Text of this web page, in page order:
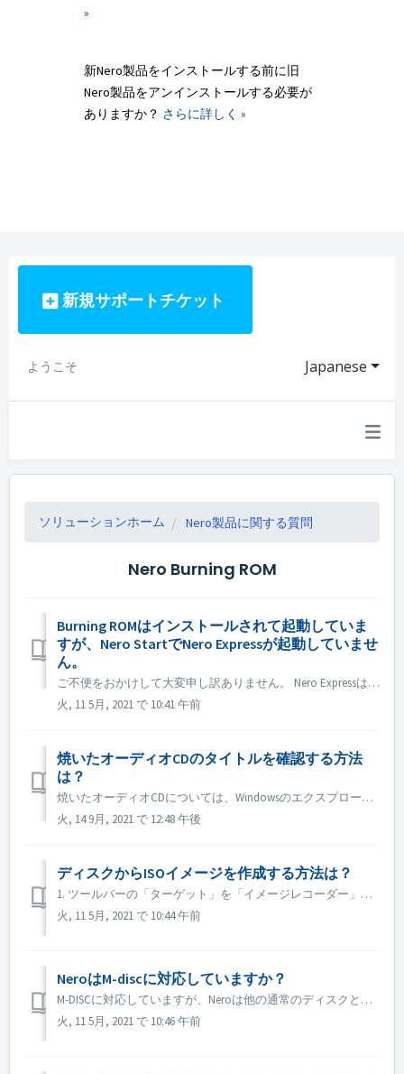
»
新Nero製品をインストールする前に旧
Nero製品をアンインストールする必要が
ありますか？ さらに詳しく »
新規サポートチケット
Japanese
ようこそ
ソリューションホーム Nero製品に関する質問
Nero Burning ROM
Burning ROMはインストールされて起動していま
すが、Nero StartでNero Expressが起動していませ
ん。
ご不便をおかけして大変申し訳ありません。 Nero Expressは、Nero BurningRomスタンドアロン製品には含まれていません。Nero Express はオフラインストアで販売されています。 Nero Express は、Nero Platinum Suite に含まれています。ご希望の場合は...
火, 11 5月, 2021 で 10:41 午前
焼いたオーディオCDのタイトルを確認する方法
は？
焼いたオーディオCDについては、Windowsのエクスプローラーでブラウズすると、トラック01、トラック02と表示されます。これは予想通りです。 Nero MediaHomeなどの音楽プレーヤーで再生すれば、メタデータを見ることができます。
火, 14 9月, 2021 で 12:48 午後
ディスクからISOイメージを作成する方法は？
1. ツールバーの「ターゲット」を「イメージレコーダー」に設定します。 2. コピー元のディスクをドライブに挿入します。ツールバーの「コピー」をクリックします。 3. 設定が完了したら、［コピー］をクリックします。 4. Save as type "としてISOを選...
火, 11 5月, 2021 で 10:44 午前
NeroはM-discに対応していますか？
M-DISCに対応していますが、Neroは他の通常のディスクと同様に書き込みます。このための特別な処置はありません。
火, 11 5月, 2021 で 10:46 午前